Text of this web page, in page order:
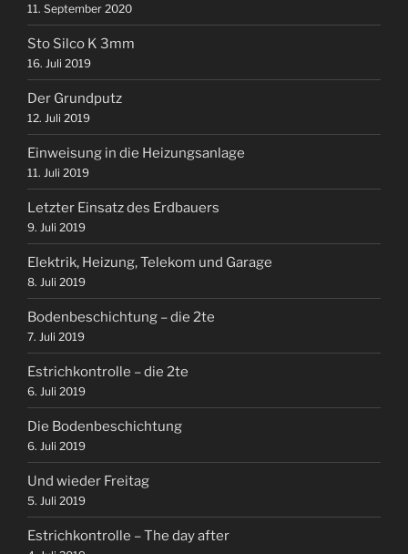
11. September 2020
Sto Silco K 3mm
16. Juli 2019
Der Grundputz
12. Juli 2019
Einweisung in die Heizungsanlage
11. Juli 2019
Letzter Einsatz des Erdbauers
9. Juli 2019
Elektrik, Heizung, Telekom und Garage
8. Juli 2019
Bodenbeschichtung – die 2te
7. Juli 2019
Estrichkontrolle – die 2te
6. Juli 2019
Die Bodenbeschichtung
6. Juli 2019
Und wieder Freitag
5. Juli 2019
Estrichkontrolle – The day after